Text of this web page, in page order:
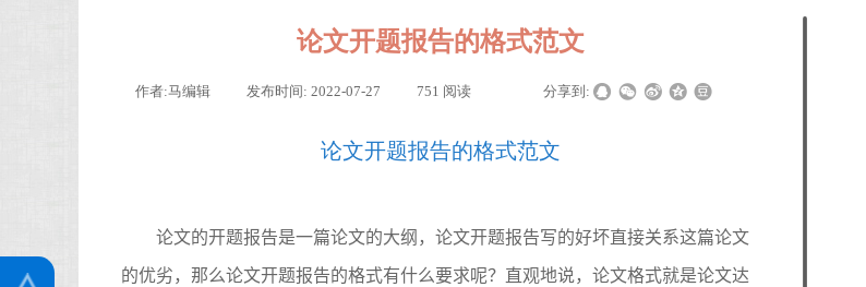
论文开题报告的格式范文
作者:马编辑 发布时间: 2022-07-27 751 阅读 分享到:
论文开题报告的格式范文
论文的开题报告是一篇论文的大纲，论文开题报告写的好坏直接关系这篇论文
的优劣，那么论文开题报告的格式有什么要求呢？直观地说，论文格式就是论文达
关注公众号